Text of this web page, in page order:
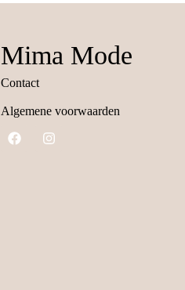
Mima Mode
Contact
Algemene voorwaarden